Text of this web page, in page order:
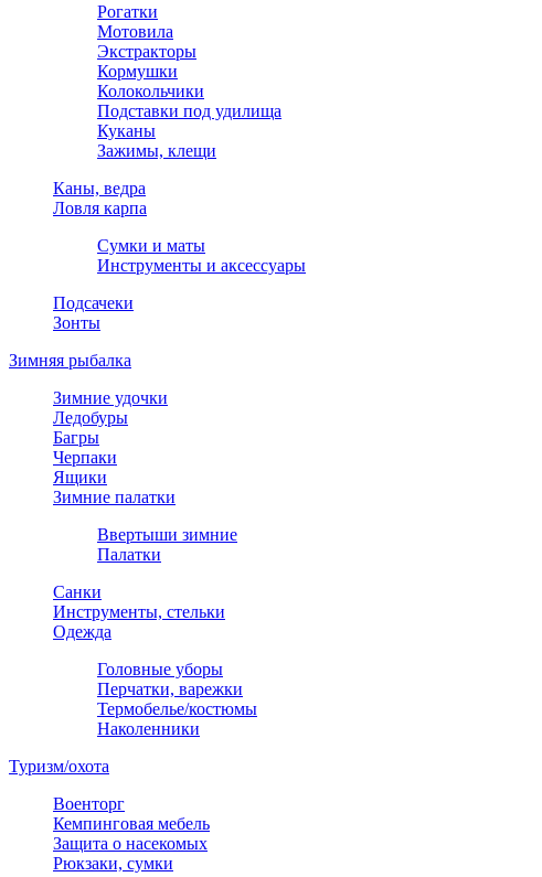
Рогатки
Мотовила
Экстракторы
Кормушки
Колокольчики
Подставки под удилища
Куканы
Зажимы, клещи
Каны, ведра
Ловля карпа
Сумки и маты
Инструменты и аксессуары
Подсачеки
Зонты
Зимняя рыбалка
Зимние удочки
Ледобуры
Багры
Черпаки
Ящики
Зимние палатки
Ввертыши зимние
Палатки
Санки
Инструменты, стельки
Одежда
Головные уборы
Перчатки, варежки
Термобелье/костюмы
Наколенники
Туризм/охота
Военторг
Кемпинговая мебель
Защита о насекомых
Рюкзаки, сумки